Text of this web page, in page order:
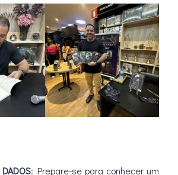
: Prepare-se para conhecer um